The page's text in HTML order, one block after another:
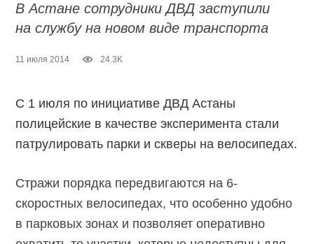
В Астане сотрудники ДВД заступили
на службу на новом виде транспорта
11 июля 2014 24.3K
С 1 июля по инициативе ДВД Астаны
полицейские в качестве эксперимента стали
патрулировать парки и скверы на велосипедах.
Стражи порядка передвигаются на 6-
скоростных велосипедах, что особенно удобно
в парковых зонах и позволяет оперативно